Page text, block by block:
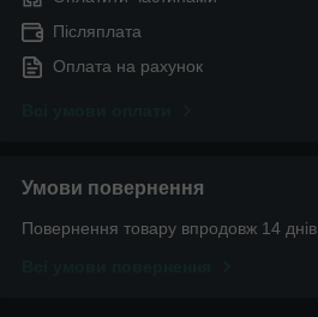
Післяплата
Оплата на рахунок
Умови повернення
Повернення товару впродовж 14